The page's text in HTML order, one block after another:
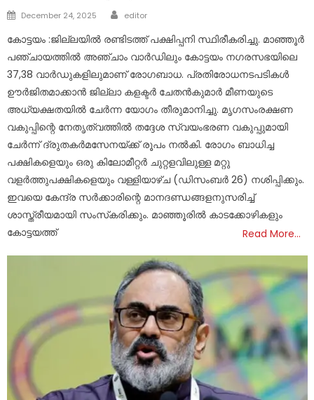
Posted
December 24, 2025 Author
editor
കോട്ടയം :ജില്ലയില്‍ രണ്ടിടത്ത് പക്ഷിപ്പനി സ്ഥിരീകരിച്ചു. മാഞ്ഞൂര്‍
പഞ്ചായത്തില്‍ അഞ്ചാം വാര്‍ഡിലും കോട്ടയം നഗരസഭയിലെ
37,38 വാര്‍ഡുകളിലുമാണ് രോഗബാധ. പ്രതിരോധനടപടികള്‍
ഊര്‍ജിതമാക്കാന്‍ ജില്ലാ കളക്ടര്‍ ചേതന്‍കുമാര്‍ മീണയുടെ
അധ്യക്ഷതയില്‍ ചേര്‍ന്ന യോഗം തീരുമാനിച്ചു. മൃഗസംരക്ഷണ
വകുപ്പിന്റെ നേതൃത്വത്തില്‍ തദ്ദേശ സ്വയംഭരണ വകുപ്പുമായി
ചേര്‍ന്ന് ദ്രുതകര്‍മസേനയ്ക്ക് രൂപം നല്‍കി. രോഗം ബാധിച്ച
പക്ഷികളെയും ഒരു കിലോമീറ്റര്‍ ചുറ്റളവിലുള്ള മറ്റു
വളര്‍ത്തുപക്ഷികളെയും വള്ളിയാഴ്ച (ഡിസംബര്‍ 26) നശിപ്പിക്കും.
ഇവയെ കേന്ദ്ര സര്‍ക്കാരിന്റെ മാനദണ്ഡങ്ങളനുസരിച്ച്
ശാസ്ത്രീയമായി സംസ്‌കരിക്കും. മാഞ്ഞൂരില്‍ കാടക്കോഴികളും
കോട്ടയത്ത്
Read More…